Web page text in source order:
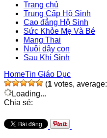
Trang chủ
Trung Cấp Hộ Sinh
Cao đẳng Hộ Sinh
Sức Khỏe Mẹ Và Bé
Mang Thai
Nuôi dậy con
Sau Khi Sinh
HomeTin Giáo Dục
(1 votes, average:
Loading...
Chia sẻ: